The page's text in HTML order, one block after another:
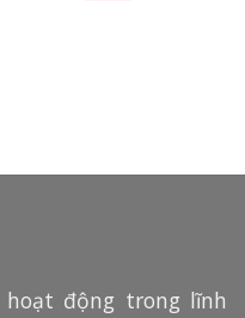
động trong lĩnh